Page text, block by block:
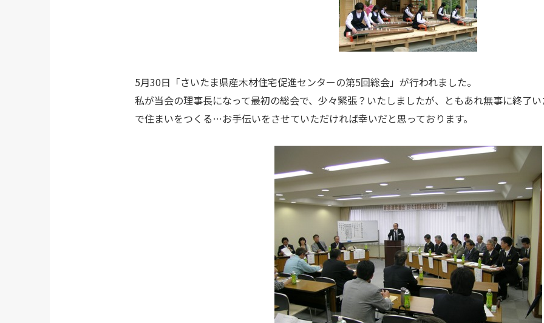
5月30日「さいたま県産木材住宅促進センターの第5回総会」が行われました。
私が当会の理事長になって最初の総会で、少々緊張？いたしましたが、ともあれ無事に終了
で住まいをつくる…お手伝いをさせていただければ幸いだと思っております。